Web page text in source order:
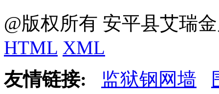
@版权所有 安平县艾瑞
HTML XML
友情链接:
监狱钢网墙